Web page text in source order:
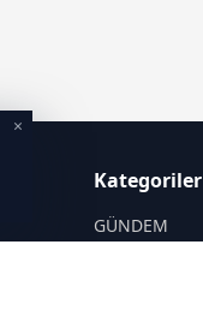
×
Kategoriler
GÜNDEM